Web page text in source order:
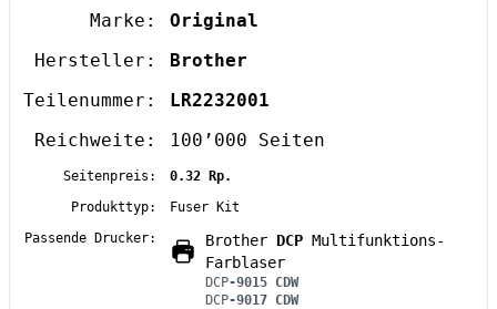
Marke:
Original
Hersteller:
Brother
Teilenummer:
LR2232001
Reichweite:
100’000 Seiten
Seitenpreis:
0.32 Rp.
Produkttyp:
Fuser Kit
Passende Drucker:
Brother DCP Multifunktions-
Farblaser
DCP-9015 CDW
DCP-9017 CDW